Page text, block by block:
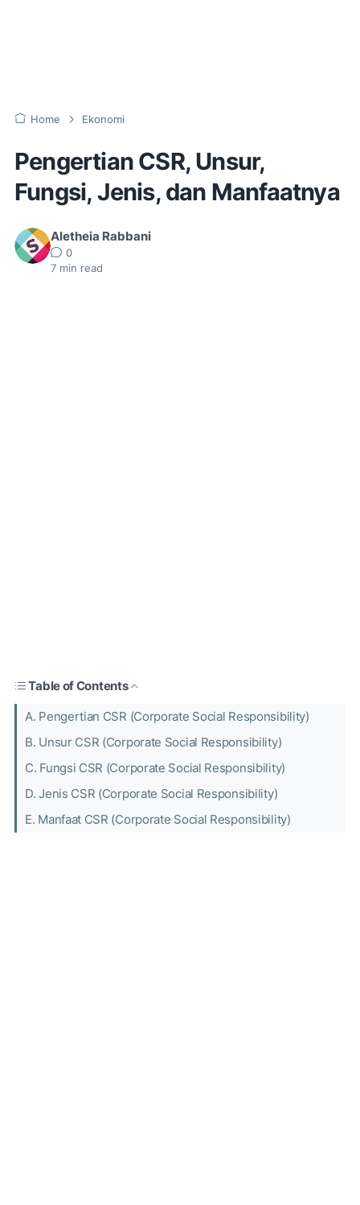
Home Ekonomi
Pengertian CSR, Unsur,
Fungsi, Jenis, dan Manfaatnya
Aletheia Rabbani
0
7 min read
Table of Contents
A. Pengertian CSR (Corporate Social Responsibility)
B. Unsur CSR (Corporate Social Responsibility)
C. Fungsi CSR (Corporate Social Responsibility)
D. Jenis CSR (Corporate Social Responsibility)
E. Manfaat CSR (Corporate Social Responsibility)